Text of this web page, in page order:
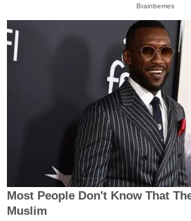
Brainberries
Most People Don't Know That
Muslim